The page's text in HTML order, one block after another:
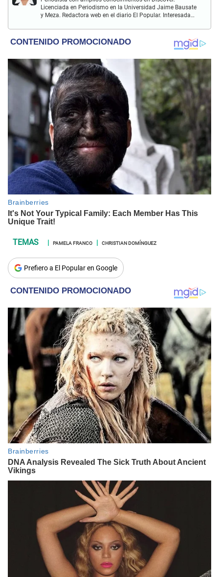
Licenciada en Periodismo en la Universidad Jaime Bausate
y Meza. Redactora web en el diario El Popular. Interesada
internacional; tendencias, películas y series.
PAMELA FRANCO CHRISTIAN DOMÍNGUEZ
Prefiero a El Popular en Google